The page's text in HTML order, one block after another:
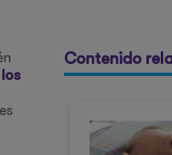
los
Contenido